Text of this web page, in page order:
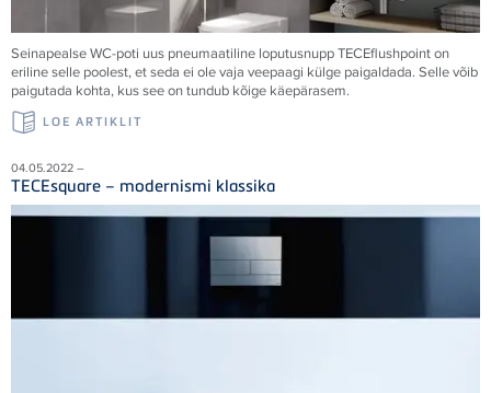
Seinapealse WC-poti uus pneumaatiline loputusnupp TECEflushpoint on
eriline selle poolest, et seda ei ole vaja veepaagi külge paigaldada. Selle võib
paigutada kohta, kus see on tundub kõige käepärasem.
LOE ARTIKLIT
04.05.2022 –
TECEsquare – modernismi klassika